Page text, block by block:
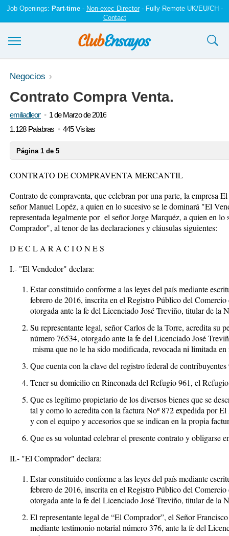
Job Openings: Part-time- Non-exec Director- Fully Remote UK/EU/CH -
Contact
Ensayos y trabajos
Registrarse
Iniciar sesión
Negocios
Contrato Compra Venta.
emiliadleon
1 de Marzo de 2016
1.128 Palabras
445 Visitas
Página 1 de 5
CONTRATO DE COMPRAVENTA MERCANTIL
Contrato de compraventa, que celebran por una parte, la empresa
señor Manuel Lopéz, a quien en lo sucesivo se le dominará "El
representada legalmente por el señor Jorge Marquéz, a quien en lo
Comprador", al tenor de las declaraciones y cláusulas siguientes:
D E C L A R A C I O N E S
I.- "El Vendedor" declara:
Estar constituido conforme a las leyes del país mediante
febrero de 2016, inscrita en el Registro Público del
otorgada ante la fe del Licenciado José Treviño, titular de la
Su representante legal, señor Carlos de la Torre, acredita su
número 76534, otorgado ante la fe del Licenciado José
misma que no le ha sido modificada, revocada ni limitada
Que cuenta con la clave del registro federal de
Tener su domicilio en Rinconada del Refugio 961, el
Que es legítimo propietario de los diversos bienes que se
tal y como lo acredita con la factura Noº 872 expedida por
y con el equipo y accesorios que se indican en la propia
Que es su voluntad celebrar el presente contrato y obligarse
II.- "El Comprador" declara:
Estar constituido conforme a las leyes del país mediante
febrero de 2016, inscrita en el Registro Público del
otorgada ante la fe del Licenciado José Treviño, titular de la
El representante legal de “El Comprador”, el Señor
mediante testimonio notarial número 376, ante la fe del